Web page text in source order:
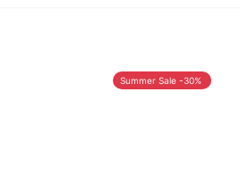
Summer Sale -30%